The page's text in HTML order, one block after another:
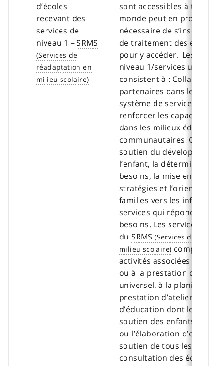
d’écoles
recevant des
services de
niveau 1 –SRMS
sont accessibles à tous
monde peut en profiter.
nécessaire de s’inscrire
de traitement des
pour y accéder. Les
niveau 1/services
consistent à : Collaborer
partenaires dans le
système de services en
renforcer les capacités
dans les milieux
communautaires. Cela
soutien du
l’enfant, la
besoins, la mise en
stratégies et
familles vers les
services qui répondent à
besoins. Les services de
duSRMS
activités associées à la
ou à la prestation d’un
universel, à la
prestation d’ateliers/de
d’éducation dont le
soutien des enfants, à la
ou l’élaboration d’outils
soutien de tous les
consultation des